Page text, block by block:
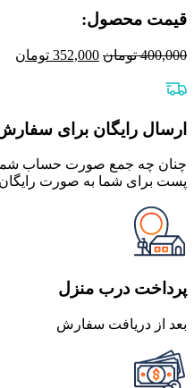
قیمت محصول:​
400,000 تومان قیمت
352,000 تومان
ارسال رایگان برای سفارش های بالای
پست برای شما به صورت
پرداخت درب منزل
بعد از دریافت سفارش